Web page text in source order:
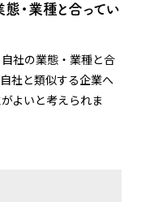
・業種と合ってい
社の業態・業種と合
社と類似する企業へ
よいと考えられま